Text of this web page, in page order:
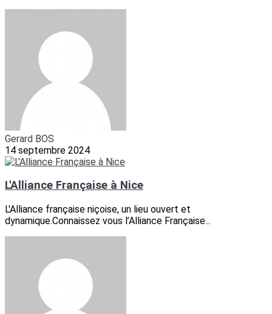
Gerard BOS
14 septembre 2024
L'Alliance Française à Nice
L'Alliance française niçoise, un lieu ouvert et
dynamique.Connaissez vous l’Alliance Française...